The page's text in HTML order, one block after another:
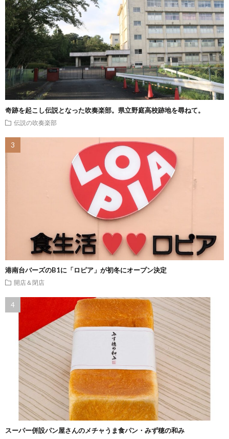
奇跡を起こし伝説となった吹奏楽部。県立野庭高校跡地を尋ねて。
伝説の吹奏楽部
港南台バーズのB1に「ロピア」が初冬にオープン決定
開店＆閉店
スーパー併設パン屋さんのメチャうま食パン・みず穂の和み